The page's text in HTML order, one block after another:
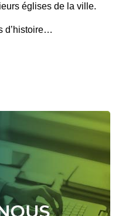
églises de la ville.
d’histoire…